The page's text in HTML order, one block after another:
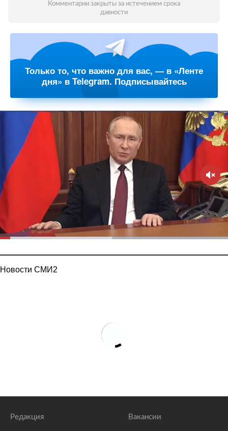
Комментарии закрыты за истечением срока
давности
Только то, что важно для вас, — в «Ленте
дня» в Telegram. Подписывайтесь
Новости СМИ2
Редакция Вакансии